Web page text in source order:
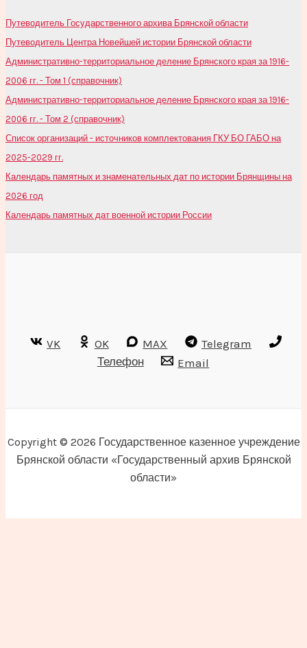
Путеводитель Государственного архива Брянской области
Путеводитель Центра Новейшей истории Брянской области
Административно-территориальное деление Брянского края за 1916-
2006 гг. - Том 1 (справочник)
Административно-территориальное деление Брянского края за 1916-
2006 гг. - Том 2 (справочник)
Список организаций - источников комплектования ГКУ БО ГАБО на
2025-2029 гг.
Календарь памятных и знаменательных дат по истории Брянщины на
2026 год
Календарь памятных дат военной истории России
VK OK MAX
Telegram
Телефон
Email
Copyright © 2026 Государственное казенное учреждение
Брянской области «Государственный архив Брянской
области»